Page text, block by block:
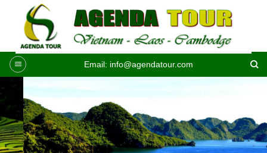
contenu
Email: info@agendatour.com